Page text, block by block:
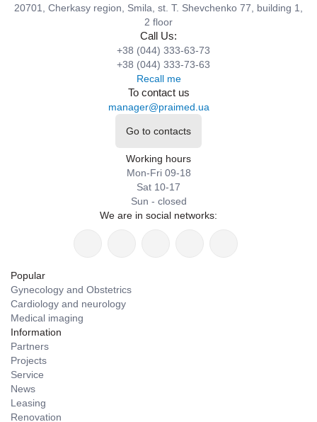
20701, Cherkasy region, Smila, st. T. Shevchenko 77, building 1,
2 floor
Call Us:
+38 (044) 333-63-73
+38 (044) 333-73-63
Recall me
To contact us
manager@praimed.ua
Go to contacts
Working hours
Mon-Fri 09-18
Sat 10-17
Sun - closed
We are in social networks:
Popular
Gynecology and Obstetrics
Cardiology and neurology
Medical imaging
Information
Partners
Projects
Service
News
Leasing
Renovation